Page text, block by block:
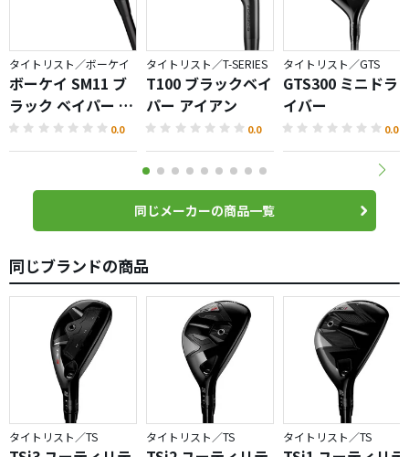
タイトリスト／ボーケイ
ボーケイ SM11 ブ
ラック ベイパー ウ
ェッジ
0.0
タイトリスト／T-SERIES
T100 ブラックベイ
パー アイアン
0.0
タイトリスト／GTS
GTS300 ミニドラ
イバー
0.0
同じメーカーの商品一覧
同じブランドの商品
タイトリスト／TS タイトリスト／TS タイトリスト／TS